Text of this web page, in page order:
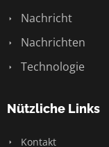
Nachricht
Nachrichten
Technologie
Nützliche Links
Kontakt